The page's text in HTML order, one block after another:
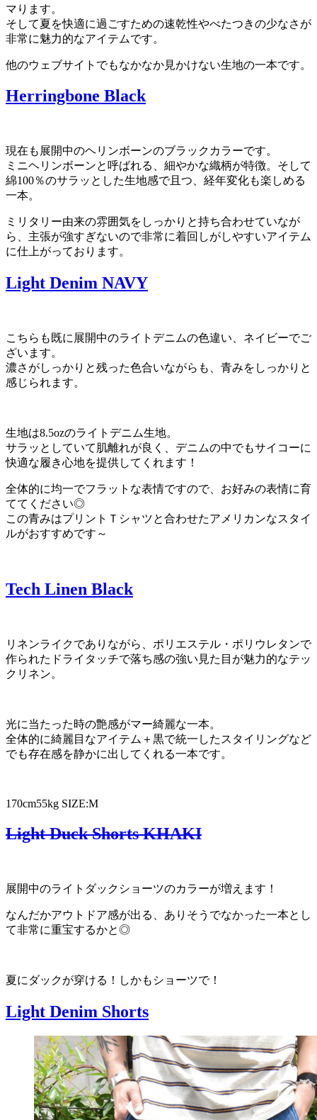
マります。
そして夏を快適に過ごすための速乾性やべたつきの少なさが
非常に魅力的なアイテムです。
他のウェブサイトでもなかなか見かけない生地の一本です。
Herringbone Black
現在も展開中のヘリンボーンのブラックカラーです。
ミニヘリンボーンと呼ばれる、細やかな織柄が特徴。そして
綿100％のサラッとした生地感で且つ、経年変化も楽しめる
一本。
ミリタリー由来の雰囲気をしっかりと持ち合わせていなが
ら、主張が強すぎないので非常に着回しがしやすいアイテム
に仕上がっております。
Light Denim NAVY
こちらも既に展開中のライトデニムの色違い、ネイビーでご
ざいます。
濃さがしっかりと残った色合いながらも、青みをしっかりと
感じられます。
生地は8.5ozのライトデニム生地。
サラッとしていて肌離れが良く、デニムの中でもサイコーに
快適な履き心地を提供してくれます！
全体的に均一でフラットな表情ですので、お好みの表情に育
ててください◎
この青みはプリントＴシャツと合わせたアメリカンなスタイ
ルがおすすめです～
Tech Linen Black
リネンライクでありながら、ポリエステル・ポリウレタンで
作られたドライタッチで落ち感の強い見た目が魅力的なテッ
クリネン。
光に当たった時の艶感がマー綺麗な一本。
全体的に綺麗目なアイテム＋黒で統一したスタイリングなど
でも存在感を静かに出してくれる一本です。
170cm55kg SIZE:M
Light Duck Shorts KHAKI
展開中のライトダックショーツのカラーが増えます！
なんだかアウトドア感が出る、ありそうでなかった一本とし
て非常に重宝するかと◎
夏にダックが穿ける！しかもショーツで！
Light Denim Shorts